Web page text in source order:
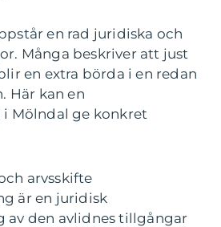
en rad juridiska och
Många beskriver att just
en extra börda i en redan
Här kan en
i Mölndal ge konkret
arvsskifte
är en juridisk
av den avlidnes tillgångar